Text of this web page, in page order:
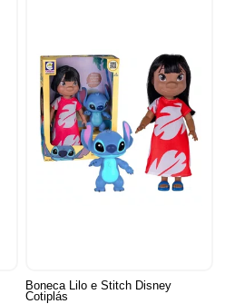
Boneca Lilo e Stitch Disney
Cotiplás